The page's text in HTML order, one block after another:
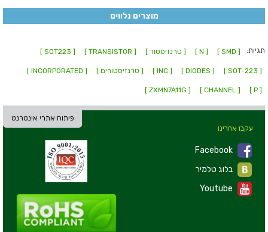
מוצרים נלווים
תגיות: [ SMD ]
[ N ] [ טרנזיסטור ] [ TRANSISTOR ]
[ SOT223 ]
[ SOT-223 ]
[ DIODES ]
[ INC ] [ טרנזיסטורים ] [ INCORPORATED ]
[ P ]
[ CHANNEL ]
[ ZXMN7A11G ]
פיתוח אתרי אינטרנט
עקבו אחרינו
Facebook
Youtube